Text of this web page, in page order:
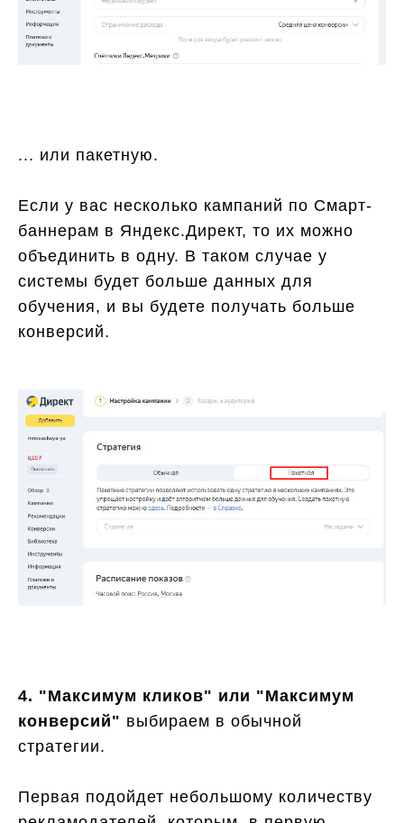
... или пакетную.
Если у вас несколько кампаний по Смарт-
баннерам в Яндекс.Директ, то их можно
объединить в одну. В таком случае у
системы будет больше данных для
обучения, и вы будете получать больше
конверсий.
4. "Максимум кликов" или "Максимум
конверсий" выбираем в обычной
стратегии.
Первая подойдет небольшому количеству